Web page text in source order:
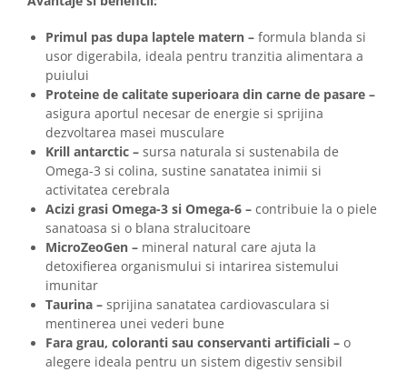
Primul pas dupa laptele matern – formula blanda si
usor digerabila, ideala pentru tranzitia alimentara a
puiului
Proteine de calitate superioara din carne de pasare –
asigura aportul necesar de energie si sprijina
dezvoltarea masei musculare
Krill antarctic – sursa naturala si sustenabila de
Omega-3 si colina, sustine sanatatea inimii si
activitatea cerebrala
Acizi grasi Omega-3 si Omega-6 – contribuie la o piele
sanatoasa si o blana stralucitoare
MicroZeoGen – mineral natural care ajuta la
detoxifierea organismului si intarirea sistemului
imunitar
Taurina – sprijina sanatatea cardiovasculara si
mentinerea unei vederi bune
Fara grau, coloranti sau conservanti artificiali – o
alegere ideala pentru un sistem digestiv sensibil